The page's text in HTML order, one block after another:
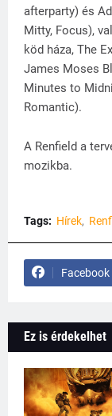
afterparty) és
Mitty, Focus),
köd háza, The
James Moses
Minutes to
Romantic).
A Renfield a
mozikba.
Tags: Hírek
Facebook
Ez is érdekelhet